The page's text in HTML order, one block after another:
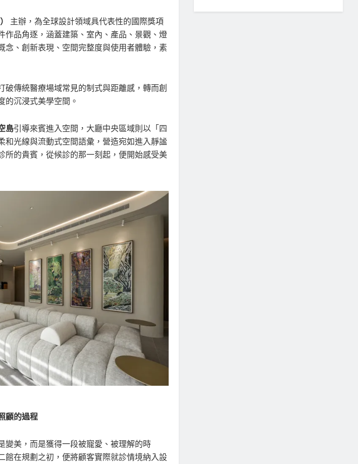
主辦，為全球設計領域具代表性的國際獎項
作品角逐，涵蓋建築、室內、產品、景觀、燈
念、創新表現、空間完整度與使用者體驗，素
破傳統醫療場域常見的制式與距離感，轉而創
的沉浸式美學空間。
島引導來賓進入空間，大廳中央區域則以「四
和光線與流動式空間語彙，營造宛如進入靜謐
所的貴賓，從候診的那一刻起，便開始感受美
顧的過程
變美，而是獲得一段被寵愛、被理解的時
館在規劃之初，便將顧客實際就診情境納入設